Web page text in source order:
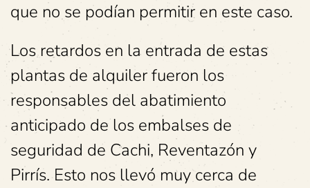
que no se podían permitir en este caso.
Los retardos en la entrada de estas
plantas de alquiler fueron los
responsables del abatimiento
anticipado de los embalses de
seguridad de Cachi, Reventazón y
Pirrís. Esto nos llevó muy cerca de